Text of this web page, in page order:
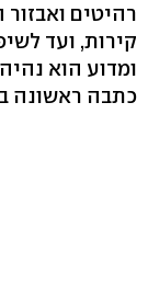
רהיטים
קירות, ועד
ומדוע הוא
כתבה ראשונה